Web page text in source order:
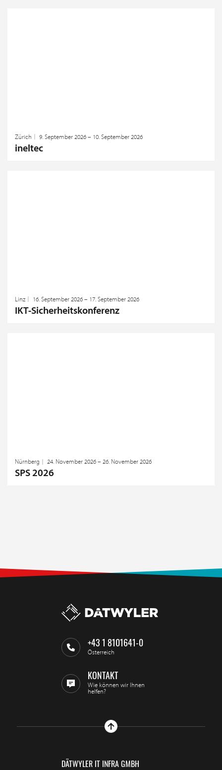
Zürich 9. September 2026 – 10. September 2026
ineltec
Linz 16. September 2026 – 17. September 2026
IKT-Sicherheitskonferenz
Nürnberg 24. November 2026 – 26. November 2026
SPS 2026
+43 1 8101641-0
Österreich
KONTAKT
Wie können wir Ihnen
helfen?
DÄTWYLER IT INFRA GMBH